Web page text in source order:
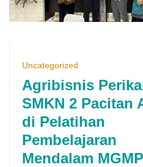
Uncategorized
Agribisnis
SMKN 2 Pacitan
di Pelatihan
Pembelajaran
Mendalam MGMP